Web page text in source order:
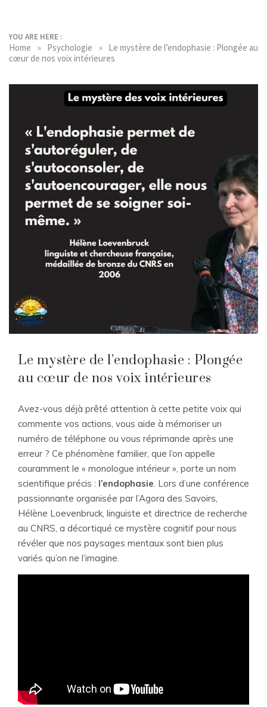
YOU ARE HERE :
Home » Psychologie » Le mystère de l’endophasie : Plongée au
cœur de nos voix intérieures
Le mystère de l’endophasie : Plongée
au cœur de nos voix intérieures
Avez-vous déjà prêté attention à cette petite voix qui
commente vos actions, vous aide à mémoriser un
numéro de téléphone ou vous réprimande après une
erreur ? Ce phénomène familier, que l’on appelle
couramment le « monologue intérieur », porte un nom
scientifique précis : l’endophasie. Lors d’une conférence
passionnante organisée par l’Agora des Savoirs,
Hélène Loevenbruck, linguiste et directrice de recherche
au CNRS, a décortiqué ce mystère cognitif pour nous
révéler que nos paysages mentaux sont bien plus
variés qu’on ne l’imagine.